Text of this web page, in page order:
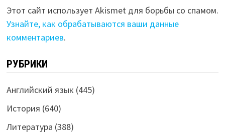
Этот сайт использует Akismet для борьбы со спамом.
Узнайте, как обрабатываются ваши данные
комментариев.
РУБРИКИ
Английский язык (445)
История (640)
Литература (388)